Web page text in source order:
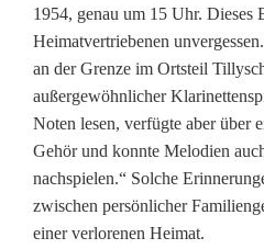
l
d
e
n
e
s
1954, genau um 15 Uhr. Dieses
Heimatvertriebenen
an der Grenze im Ortsteil
außergewöhnlicher
Noten lesen, verfügte aber über
Gehör und konnte Melodien
nachspielen.“ Solche
zwischen persönlicher
einer verlorenen Heimat.